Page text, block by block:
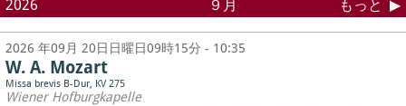
2026 ９月 もっと
2026 年09月 20日日曜日09時15分 - 10:35
W. A. Mozart
Missa brevis B-Dur, KV 275
Wiener Hofburgkapelle